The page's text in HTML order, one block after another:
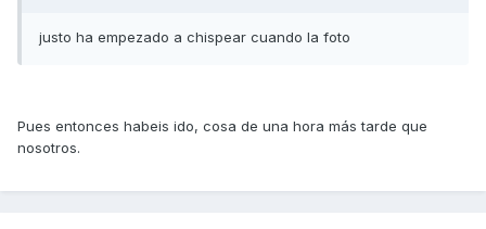
justo ha empezado a chispear cuando la foto
Pues entonces habeis ido, cosa de una hora más tarde que
nosotros.